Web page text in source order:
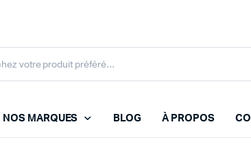
NOS MARQUES BLOG À PROPOS